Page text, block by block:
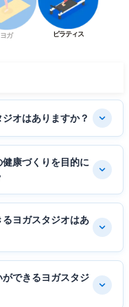
ヨガ ピラティス
オはありますか？
康づくりを目的に
ヨガスタジオはあ
できるヨガスタジ